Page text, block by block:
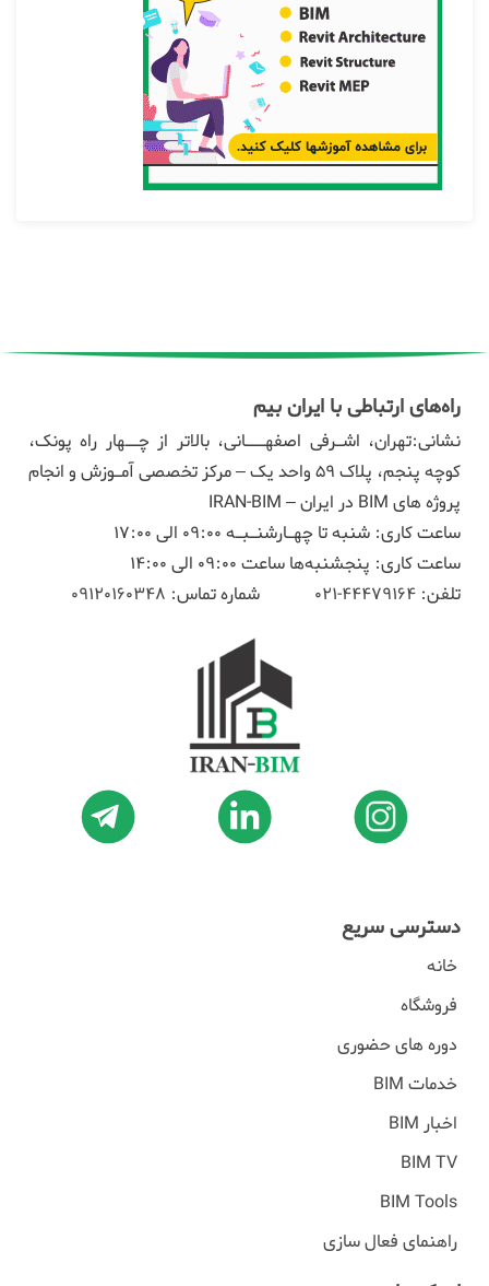
راه‌های ارتباطی با ایران بیم
نشانی:تهران، اشـرفی اصفهـــانی، بالاتر از چــهار راه پونک،
کوچه پنجم، پلاک ۵۹ واحد یک – مرکز تخصصی آمـوزش و انجام
پروژه های BIM در ایران – IRAN-BIM
ساعت کاری: شنبه تا چهـارشنـبـه 09:00 الی 17:00
ساعت کاری: پنجشنبه‌ها ساعت 09:00 الی 14:00
تلفن: 44479164-021 شماره تماس: 09120160348
دسترسی سریع
خانه
فروشگاه
دوره های حضوری
خدمات BIM
اخبار BIM
BIM TV
BIM Tools
راهنمای فعال سازی